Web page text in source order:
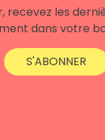
recevez les
dans votre
S'ABONNER